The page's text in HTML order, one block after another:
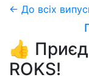
← До всіх
👍
ROKS!